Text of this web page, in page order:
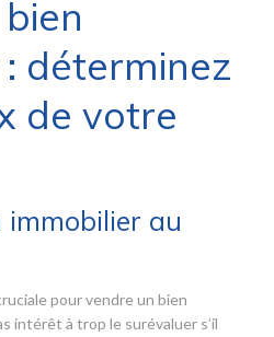
déterminez
de votre
immobilier au
pour vendre un bien
intérêt à trop le surévaluer s’il